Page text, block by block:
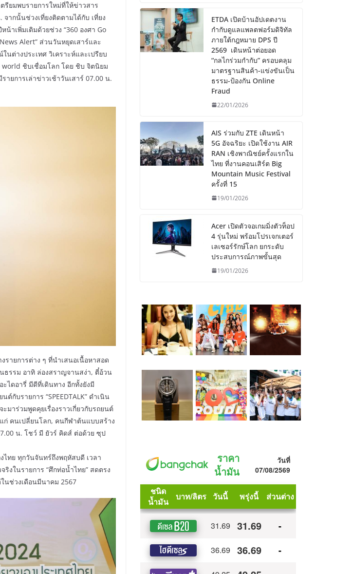
รียมพบรายการใหม่ที่ให้ข่าวสาร
จากนั้นช่วงเที่ยงติดตามได้กับ เที่ยง
าเพิ่มเติมด้วยช่วง “360 องศา Go
Alert” ส่วนวันหยุดเสาร์และ
ต่างประเทศ วิเคราะห์และเปรียบ
world ชิบเชื่อมโลก โดย ชิบ จิตนิยม
ยการเล่าข่าวเช้าวันเสาร์ 07.00 น.
ายการต่าง ๆ ที่นำเสนอเนื้อหาสอด
ธรรม อาทิ ล่องสราญจานสง่า, ตี๋อ้วน
ไดอารี่ มีดีที่เดินทาง อีกทั้งยังมี
กับรายการ “SPEEDTALK” ดำเนิน
าร่วมพูดคุยเรื่องราวเกี่ยวกับรถยนต์
ก่ คนเปลี่ยนโลก, คนกีฬาต้นแบบสร้าง
น. โชว์ มี ยัวร์ คิดส์ ต่อด้วย ซุป
ทย ทุกวันจันทร์ถึงพฤหัสบดี เวลา
งในรายการ “ศึกท่อน้ำไทย” สดตรง
นช่วงเดือนมีนาคม 2567
ETDA เปิดบ้านอัปเดตงาน
กำกับดูแลแพลตฟอร์มดิจิทัล
ภายใต้กฎหมาย DPS ปี
2569 เดินหน้าต่อยอด
“กลไกร่วมกำกับ” ครอบคลุม
มาตรฐานสินค้า-แข่งขันเป็น
ธรรม-ป้องกัน Online
Fraud
22/01/2026
AIS ร่วมกับ ZTE เดินหน้า
5G อัจฉริยะ เปิดใช้งาน AIR
RAN เชิงพาณิชย์ครั้งแรกใน
ไทย ที่งานคอนเสิร์ต Big
Mountain Music Festival
ครั้งที่ 15
19/01/2026
Acer เปิดตัวจอเกมมิ่งตัวท็อป
4 รุ่นใหม่ พร้อมโปรเจกเตอร์
เลเซอร์รักษ์โลก ยกระดับ
ประสบการณ์ภาพขั้นสุด
19/01/2026